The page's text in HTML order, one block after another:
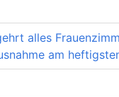
alles
am